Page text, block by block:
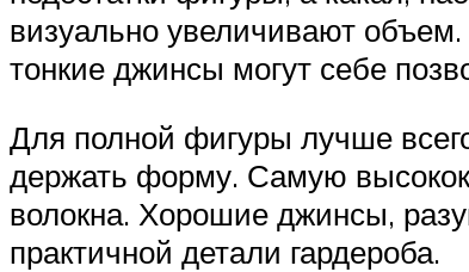
визуально увеличивают
тонкие джинсы могут себе
Для полной фигуры лучше
держать форму. Самую
волокна. Хорошие джинсы,
практичной детали гардероба.